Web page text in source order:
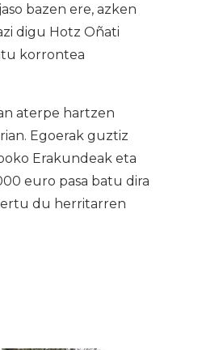
bazen ere, azken
digu Hotz Oñati
korrontea
aterpe hartzen
Egoerak guztiz
Erakundeak eta
euro pasa batu dira
du herritarren